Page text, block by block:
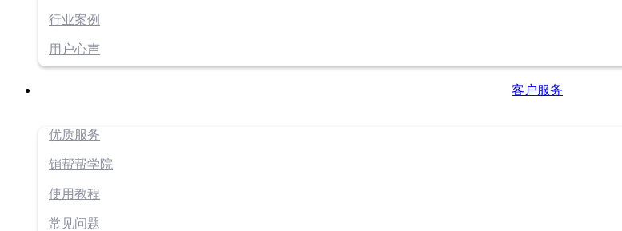
行业案例
用户心声
客户服务
优质服务
销帮帮学院
使用教程
常见问题